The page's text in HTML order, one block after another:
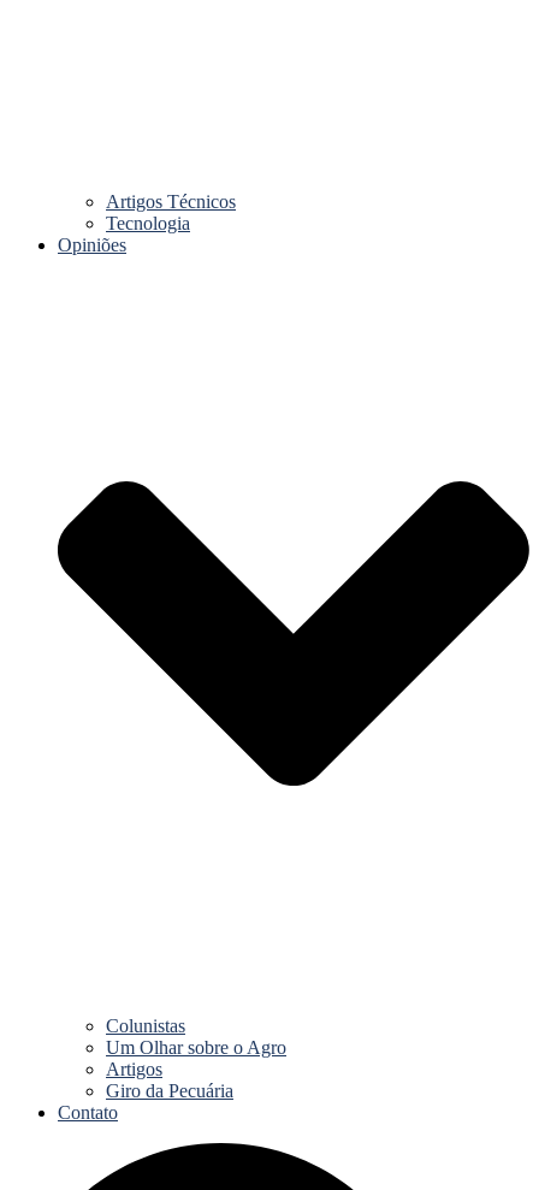
Artigos Técnicos
Tecnologia
Opiniões
Colunistas
Um Olhar sobre o Agro
Artigos
Giro da Pecuária
Contato